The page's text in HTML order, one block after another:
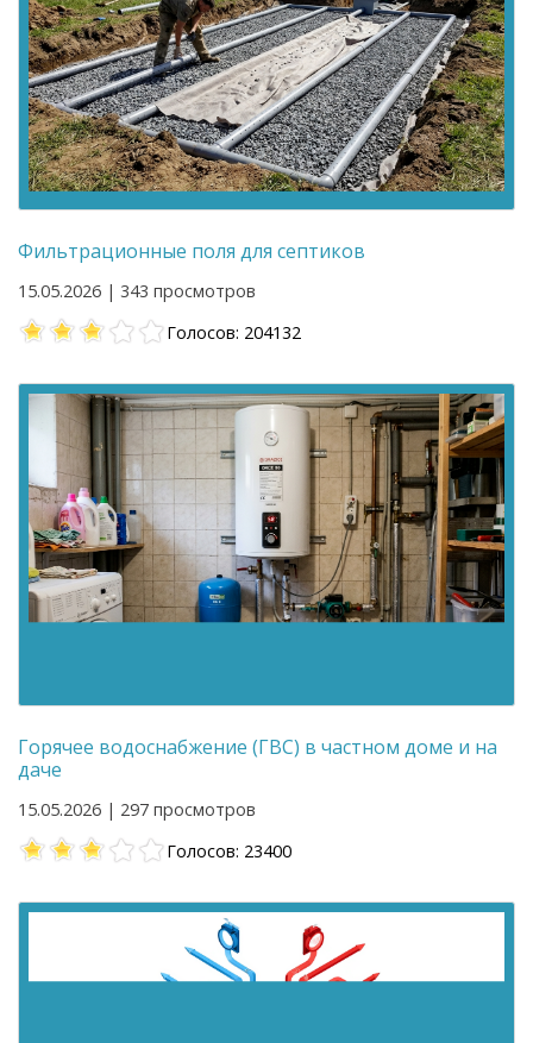
Фильтрационные поля для септиков
15.05.2026 | 343 просмотров
Голосов: 204132
Горячее водоснабжение (ГВС) в частном доме и на
даче
15.05.2026 | 297 просмотров
Голосов: 23400